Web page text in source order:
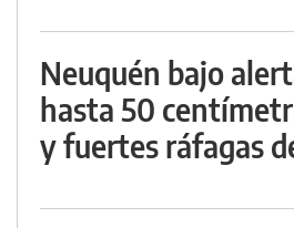
Neuquén bajo
hasta 50
y fuertes ráfagas